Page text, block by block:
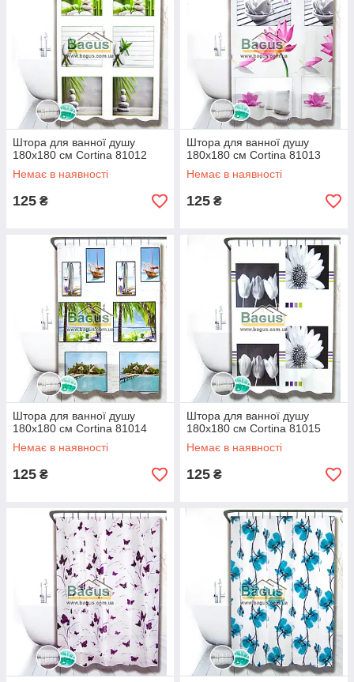
Штора для ванної душу
180х180 см Cortina 81012
Немає в наявності
125 ₴
Штора для ванної душу
180х180 см Cortina 81013
Немає в наявності
125 ₴
Штора для ванної душу
180х180 см Cortina 81014
Немає в наявності
125 ₴
Штора для ванної душу
180х180 см Cortina 81015
Немає в наявності
125 ₴